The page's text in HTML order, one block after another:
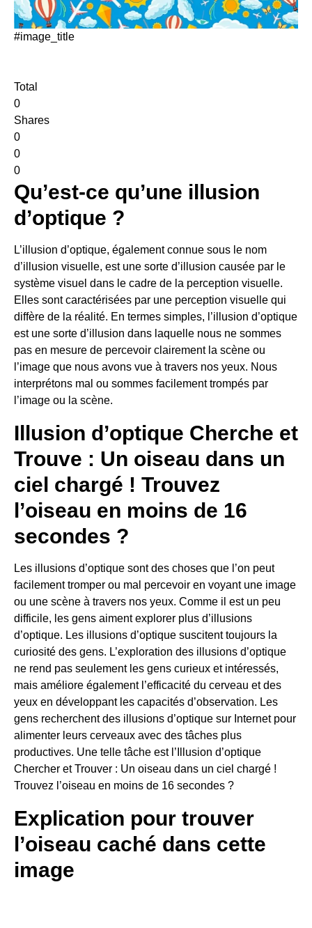
#image_title
Total
0
Shares
0
0
0
Qu’est-ce qu’une illusion
d’optique ?
L’illusion d’optique, également connue sous le nom
d’illusion visuelle, est une sorte d’illusion causée par le
système visuel dans le cadre de la perception visuelle.
Elles sont caractérisées par une perception visuelle qui
diffère de la réalité. En termes simples, l’illusion d’optique
est une sorte d’illusion dans laquelle nous ne sommes
pas en mesure de percevoir clairement la scène ou
l’image que nous avons vue à travers nos yeux. Nous
interprétons mal ou sommes facilement trompés par
l’image ou la scène.
Illusion d’optique Cherche et
Trouve : Un oiseau dans un
ciel chargé ! Trouvez
l’oiseau en moins de 16
secondes ?
Les illusions d’optique sont des choses que l’on peut
facilement tromper ou mal percevoir en voyant une image
ou une scène à travers nos yeux. Comme il est un peu
difficile, les gens aiment explorer plus d’illusions
d’optique. Les illusions d’optique suscitent toujours la
curiosité des gens. L’exploration des illusions d’optique
ne rend pas seulement les gens curieux et intéressés,
mais améliore également l’efficacité du cerveau et des
yeux en développant les capacités d’observation. Les
gens recherchent des illusions d’optique sur Internet pour
alimenter leurs cerveaux avec des tâches plus
productives. Une telle tâche est l’Illusion d’optique
Chercher et Trouver : Un oiseau dans un ciel chargé !
Trouvez l’oiseau en moins de 16 secondes ?
Explication pour trouver
l’oiseau caché dans cette
image